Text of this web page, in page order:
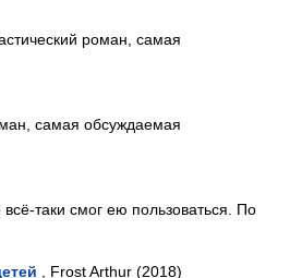
роман, самая
самая обсуждаемая
таки смог ею пользоваться. По
, Frost Arthur (2018)